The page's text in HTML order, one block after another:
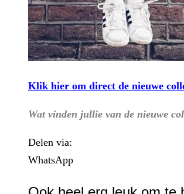
Klik hier om direct de nieuwe
Wat vinden jullie van de nieuwe
Delen via:
WhatsApp